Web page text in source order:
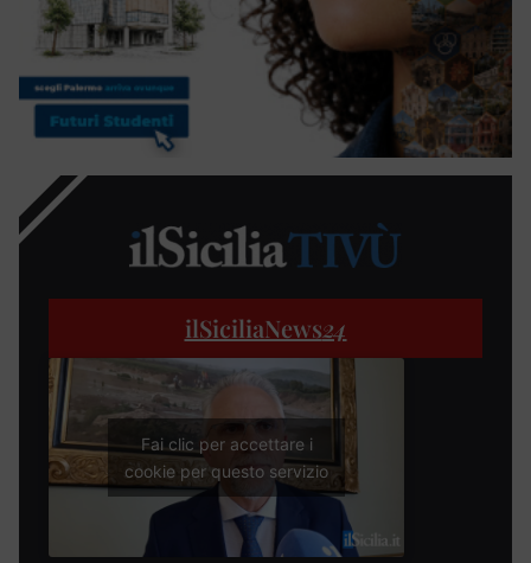
ilSiciliaNews24
Fai clic per accettare i
cookie per questo servizio